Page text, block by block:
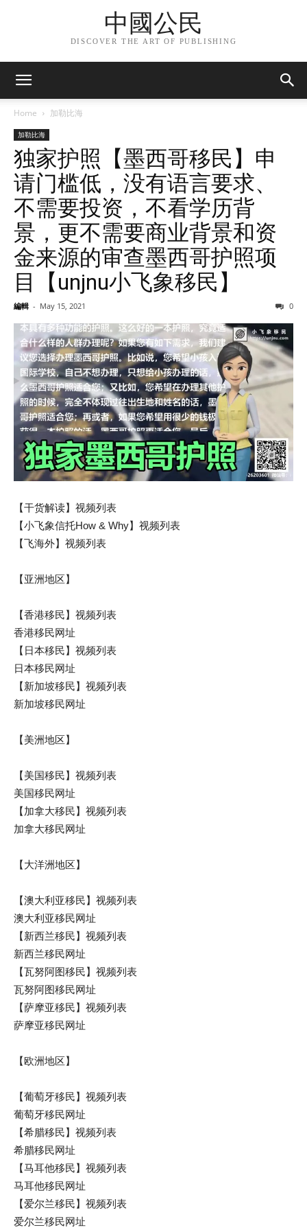
中國公民
DISCOVER THE ART OF PUBLISHING
Home 加勒比海
加勒比海
独家护照【墨西哥移民】申
请门槛低，没有语言要求、
不需要投资，不看学历背
景，更不需要商业背景和资
金来源的审查墨西哥护照项
目【unjnu小飞象移民】
編輯 - May 15, 2021 0
【干货解读】视频列表
【小飞象信托How & Why】视频列表
【飞海外】视频列表
【亚洲地区】
【香港移民】视频列表
香港移民网址
【日本移民】视频列表
日本移民网址
【新加坡移民】视频列表
新加坡移民网址
【美洲地区】
【美国移民】视频列表
美国移民网址
【加拿大移民】视频列表
加拿大移民网址
【大洋洲地区】
【澳大利亚移民】视频列表
澳大利亚移民网址
【新西兰移民】视频列表
新西兰移民网址
【瓦努阿图移民】视频列表
瓦努阿图移民网址
【萨摩亚移民】视频列表
萨摩亚移民网址
【欧洲地区】
【葡萄牙移民】视频列表
葡萄牙移民网址
【希腊移民】视频列表
希腊移民网址
【马耳他移民】视频列表
马耳他移民网址
【爱尔兰移民】视频列表
爱尔兰移民网址